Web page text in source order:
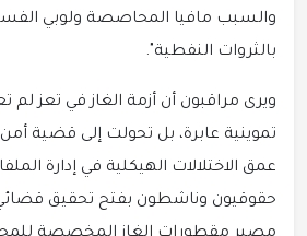
والسبب مافيا المحاصصة ولوبي
بالثروات النفطية".
ويرى مراقبون أن أزمة الغاز في تعز
تموينية عابرة، بل تحولت إلى قضية
عمق الاختلالات الهيكلية في إدارة
حقوقيون وناشطون بفتح تحقيق